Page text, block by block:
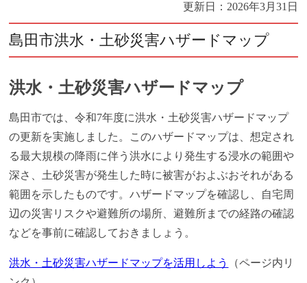
更新日： 2026年3月31日
島田市洪水・土砂災害ハザードマップ
洪水・土砂災害ハザードマップ
島田市では、令和7年度に洪水・土砂災害ハザードマップ
の更新を実施しました。このハザードマップは、想定され
る最大規模の降雨に伴う洪水により発生する浸水の範囲や
深さ、土砂災害が発生した時に被害がおよぶおそれがある
範囲を示したものです。ハザードマップを確認し、自宅周
辺の災害リスクや避難所の場所、避難所までの経路の確認
などを事前に確認しておきましょう。
洪水・土砂災害ハザードマップを活用しよう
（ページ内リ